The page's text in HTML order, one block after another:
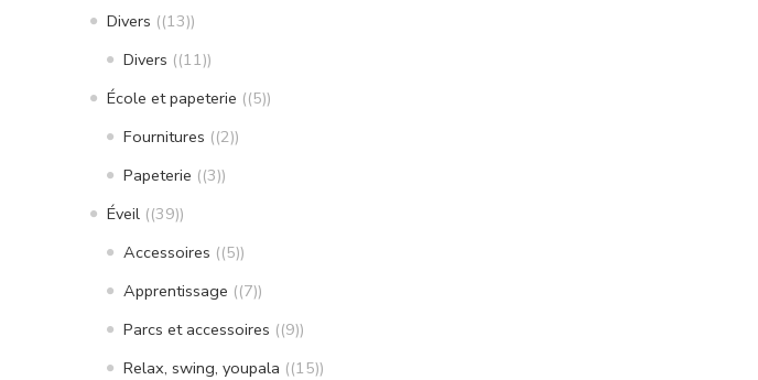
Divers (13)
Divers (11)
École et papeterie (5)
Fournitures (2)
Papeterie (3)
Éveil (39)
Accessoires (5)
Apprentissage (7)
Parcs et accessoires (9)
Relax, swing, youpala (15)